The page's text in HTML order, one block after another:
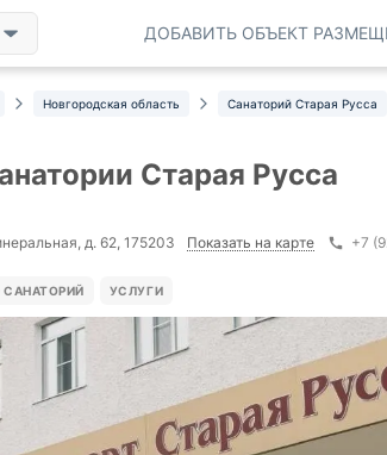
ДОБАВИТЬ ОБЪЕКТ
Новгородская область Санаторий Старая Русса
Старая Русса
д. 62, 175203 Показать на карте +7
САНАТОРИЙ УСЛУГИ